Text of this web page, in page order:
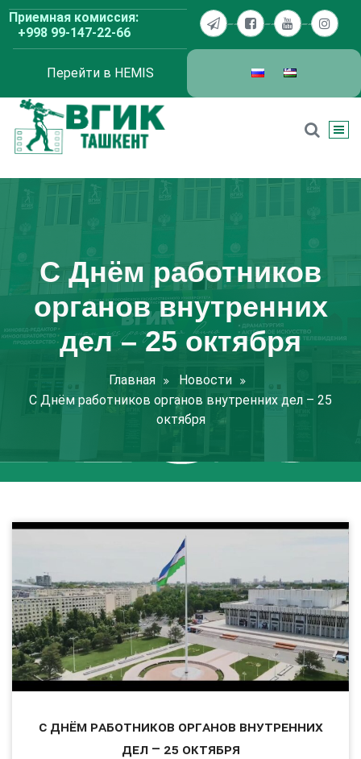
Перейти
содержимому
Приемная комиссия:
+998 99-147-22-66
Перейти в HEMIS
С Днём работников
органов внутренних
дел – 25 октября
Главная
Новости
С Днём работников органов внутренних дел – 25
октября
С Днём работников органов внутренних
дел – 25 октября